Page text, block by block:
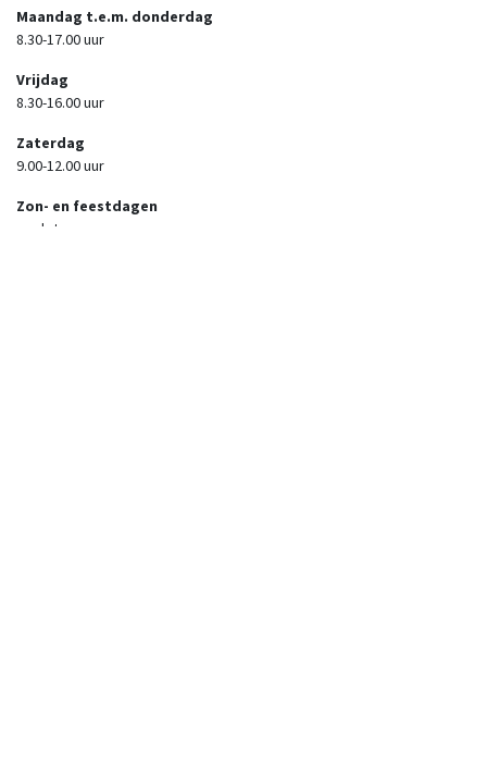
Maandag t.e.m. donderdag
8.30-17.00 uur
Vrijdag
8.30-16.00 uur
Zaterdag
9.00-12.00 uur
Zon- en feestdagen
gesloten